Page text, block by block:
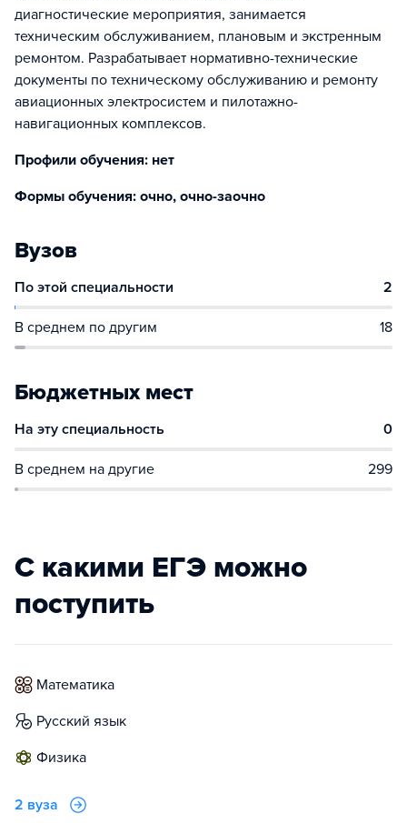
диагностические мероприятия, занимается
техническим обслуживанием, плановым и экстренным
ремонтом. Разрабатывает нормативно-технические
документы по техническому обслуживанию и ремонту
авиационных электросистем и пилотажно-
навигационных комплексов.
Профили обучения: нет
Формы обучения: очно, очно-заочно
Вузов
По этой специальности 2
В среднем по другим 18
Бюджетных мест
На эту специальность 0
В среднем на другие 299
С какими ЕГЭ можно
поступить
математика
русский язык
физика
2 вуза